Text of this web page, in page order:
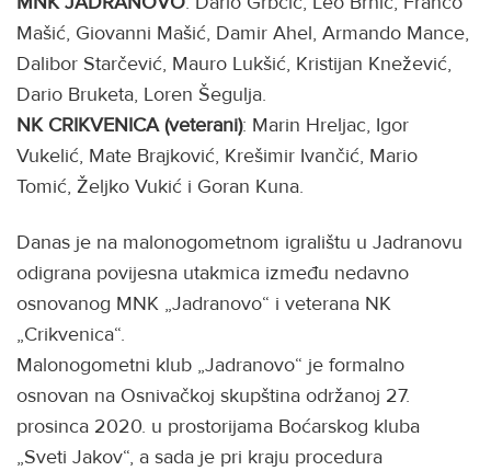
Mašić, Giovanni Mašić, Damir Ahel, Armando Mance,
Dalibor Starčević, Mauro Lukšić, Kristijan Knežević,
Dario Bruketa, Loren Šegulja.
NK CRIKVENICA (veterani): Marin Hreljac, Igor
Vukelić, Mate Brajković, Krešimir Ivančić, Mario
Tomić, Željko Vukić i Goran Kuna.
Danas je na malonogometnom igralištu u Jadranovu
odigrana povijesna utakmica između nedavno
osnovanog MNK „Jadranovo“ i veterana NK
„Crikvenica“.
Malonogometni klub „Jadranovo“ je formalno
osnovan na Osnivačkoj skupština održanoj 27.
prosinca 2020. u prostorijama Boćarskog kluba
„Sveti Jakov“, a sada je pri kraju procedura